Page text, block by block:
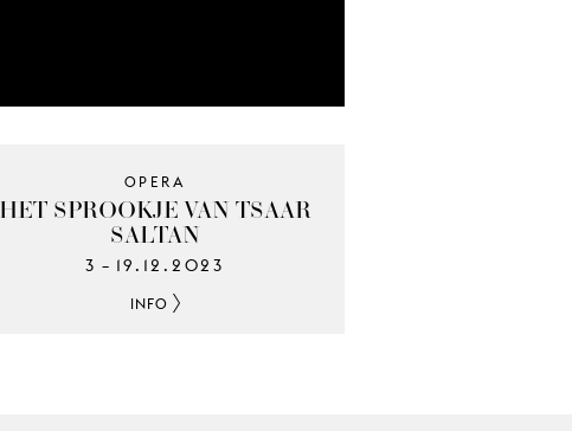
OPERA
HET SPROOKJE VAN TSAAR
SALTAN
3 – 19.12.2023
INFO